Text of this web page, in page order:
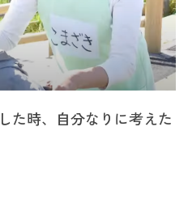
た時、自分なりに考えた